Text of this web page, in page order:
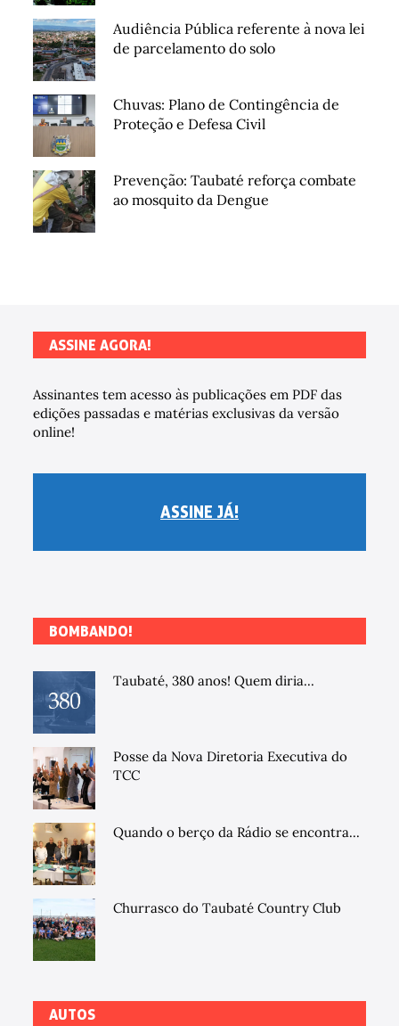
Audiência Pública referente à nova lei
de parcelamento do solo
Chuvas: Plano de Contingência de
Proteção e Defesa Civil
Prevenção: Taubaté reforça combate
ao mosquito da Dengue
ASSINE AGORA!
Assinantes tem acesso às publicações em PDF das
edições passadas e matérias exclusivas da versão
online!
ASSINE JÁ!
BOMBANDO!
Taubaté, 380 anos! Quem diria...
Posse da Nova Diretoria Executiva do
TCC
Quando o berço da Rádio se encontra...
Churrasco do Taubaté Country Club
AUTOS